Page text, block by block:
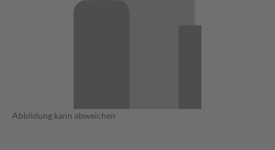
Abbildung kann abweichen